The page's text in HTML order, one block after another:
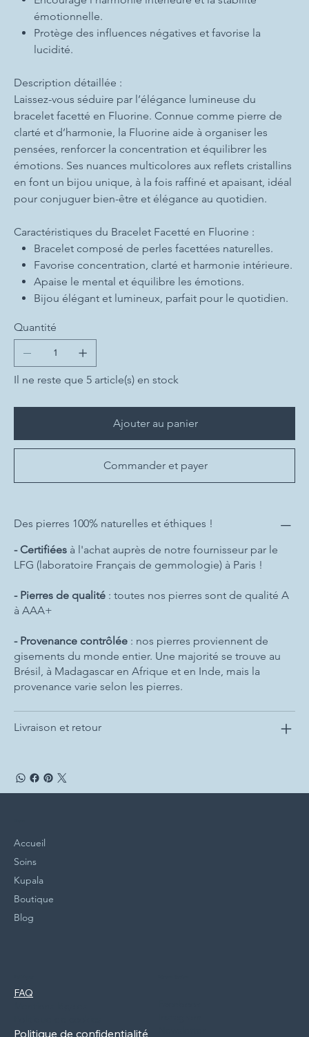
émotionnelle.
Protège des influences négatives et favorise la
lucidité.
Description détaillée :
Laissez-vous séduire par l’élégance lumineuse du
bracelet facetté en Fluorine. Connue comme pierre de
clarté et d’harmonie, la Fluorine aide à organiser les
pensées, renforcer la concentration et équilibrer les
émotions. Ses nuances multicolores aux reflets cristallins
en font un bijou unique, à la fois raffiné et apaisant, idéal
pour conjuguer bien-être et élégance au quotidien.
Caractéristiques du Bracelet Facetté en Fluorine :
Bracelet composé de perles facettées naturelles.
Favorise concentration, clarté et harmonie intérieure.
Apaise le mental et équilibre les émotions.
Bijou élégant et lumineux, parfait pour le quotidien.
Quantité
Il ne reste que 5 article(s) en stock
Ajouter au panier
Commander et payer
Des pierres 100% naturelles et éthiques !
- Certifiées à l'achat auprès de notre fournisseur par le
LFG (laboratoire Français de gemmologie) à Paris !
- Pierres de qualité : toutes nos pierres sont de qualité A
à AAA+
- Provenance contrôlée : nos pierres proviennent de
gisements du monde entier. Une majorité se trouve au
Brésil, à Madagascar en Afrique et en Inde, mais la
provenance varie selon les pierres.
Livraison et retour
Accueil
Soins
Kupala
Boutique
Blog
FAQ
Politique de confidentialité